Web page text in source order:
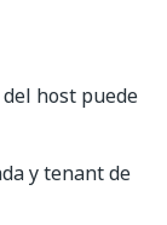
host puede
y tenant de